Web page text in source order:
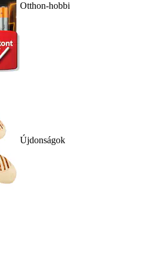
Otthon-hobbi
Újdonságok